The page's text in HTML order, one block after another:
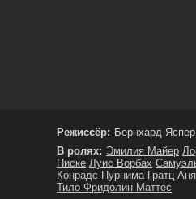
Режиссёр: Бернхард
В ролях: Эмилия Майер
Писке Луис Ворбах
Конрадс Пурнима Гратц
Тило Фридолин Маттес